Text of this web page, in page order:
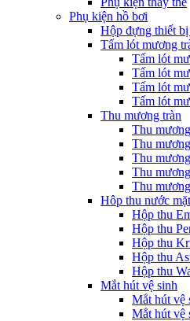
Phụ kiện hồ bơi
Hộp đựng thiết
Tấm lót mương
Tấm lót
Tấm lót
Tấm lót
Tấm lót
Thu mương tràn
Thu
Thu
Thu
Thu
Thu
Hôp thu nước mặt
Hộp thu
Hộp thu
Hộp thu
Hộp thu
Hộp thu
Mắt hút vệ sinh
Mắt hút vệ
Mắt hút vệ